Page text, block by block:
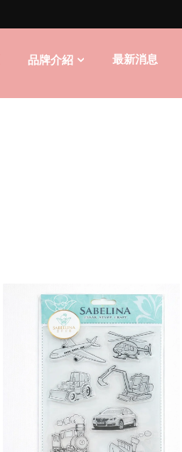
品牌介紹 最新消息